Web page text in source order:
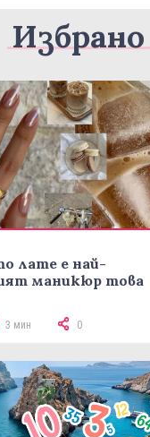
лате е най-
маникюр това
3 мин 0